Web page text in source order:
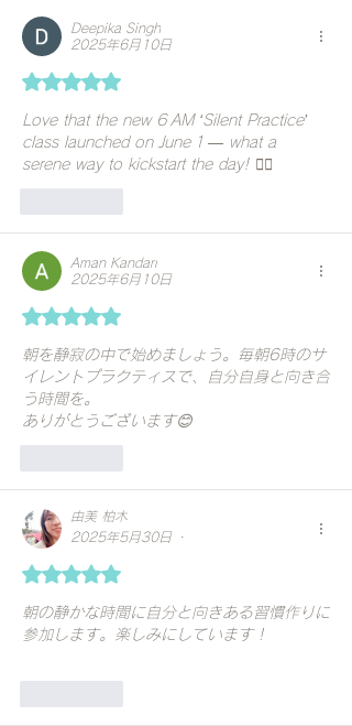
慣Deepika Singh
2025年6月10日
5つ星のうち5と評価されています。
Love that the new 6 AM ‘Silent Practice’
class launched on June 1 — what a
serene way to kickstart the day! 🧘‍♂️
Aman Kandari
2025年6月10日
5つ星のうち5と評価されています。
朝を静寂の中で始めましょう。毎朝6時のサ
イレントプラクティスで、自分自身と向き合
う時間を。
ありがとうございます😊
由美 柏木
2025年5月30日
•
5つ星のうち5と評価されています。
朝の静かな時間に自分と向きある習慣作りに
参加します。楽しみにしています！